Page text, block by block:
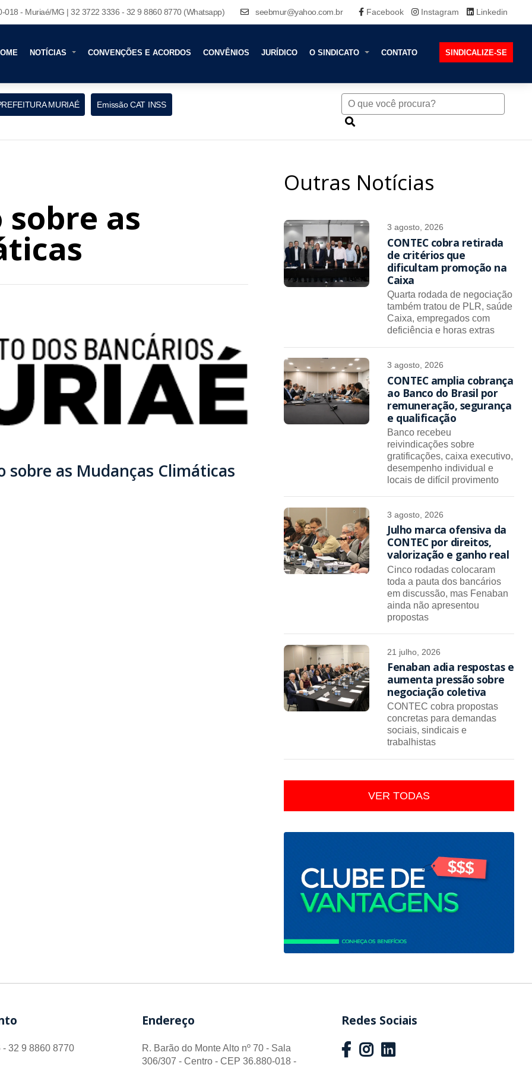
- Muriaé/MG | 32 3722 3336 - 32 9 8860 8770 (Whatsapp) seebmur@yahoo.com.br Facebook Instagram Linkedin
NOTÍCIAS CONVENÇÕES E ACORDOS CONVÊNIOS JURÍDICO O SINDICATO CONTATO SINDICALIZE-SE
MURIAÉ Emissão CAT INSS
as
sobre as Mudanças Climáticas
Outras Notícias
3 agosto, 2026
CONTEC cobra retirada
de critérios que
dificultam promoção na
Caixa
Quarta rodada de negociação
também tratou de PLR, saúde
Caixa, empregados com
deficiência e horas extras
3 agosto, 2026
CONTEC amplia cobrança
ao Banco do Brasil por
remuneração, segurança
e qualificação
Banco recebeu
reivindicações sobre
gratificações, caixa executivo,
desempenho individual e
locais de difícil provimento
3 agosto, 2026
Julho marca ofensiva da
CONTEC por direitos,
valorização e ganho real
Cinco rodadas colocaram
toda a pauta dos bancários
em discussão, mas Fenaban
ainda não apresentou
propostas
21 julho, 2026
Fenaban adia respostas e
aumenta pressão sobre
negociação coletiva
CONTEC cobra propostas
concretas para demandas
sociais, sindicais e
trabalhistas
VER TODAS
32 9 8860 8770
Endereço
R. Barão do Monte Alto nº 70 - Sala
306/307 - Centro - CEP 36.880-018 -
Redes Sociais